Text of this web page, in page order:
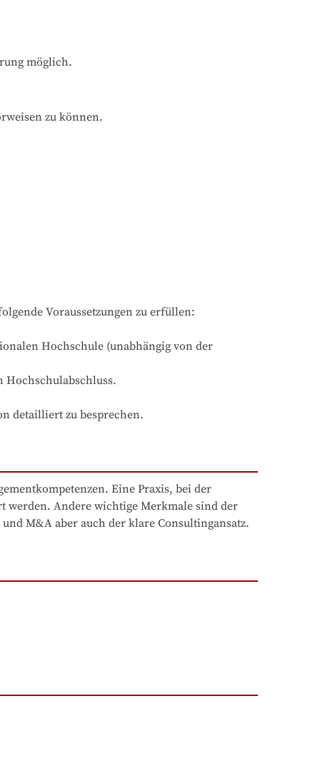
möglich.
zu können.
Voraussetzungen zu erfüllen:
Hochschule (unabhängig von der
Hochschulabschluss.
detailliert zu besprechen.
Eine Praxis, bei der
werden. Andere wichtige Merkmale sind der
M&A aber auch der klare Consultingansatz.